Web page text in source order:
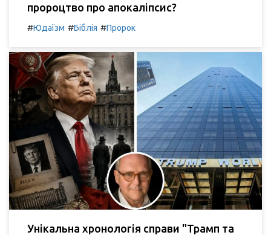
пророцтво про апокаліпсис?
#Юдаїзм #Біблія #Пророк
Унікальна хронологія справи "Трамп та